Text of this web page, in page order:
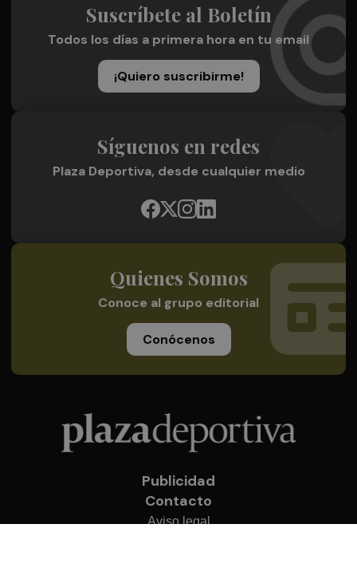
Suscríbete al Boletín
Todos los días a primera hora en tu email
¡Quiero suscribirme!
Síguenos en redes
Plaza Deportiva, desde cualquier medio
Quienes Somos
Conoce al grupo editorial
Conócenos
Publicidad
Contacto
Aviso legal